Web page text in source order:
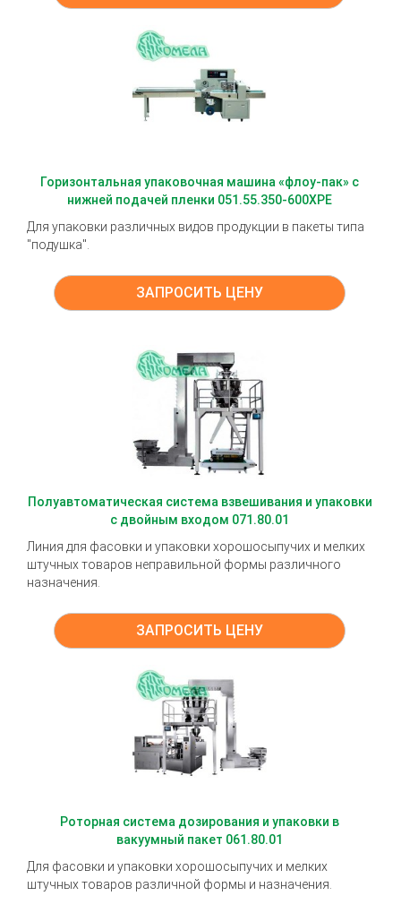
Горизонтальная упаковочная машина «флоу-пак» с
нижней подачей пленки 051.55.350-600XPE
Для упаковки различных видов продукции в пакеты типа
"подушка".
ЗАПРОСИТЬ ЦЕНУ
Полуавтоматическая система взвешивания и упаковки
с двойным входом 071.80.01
Линия для фасовки и упаковки хорошосыпучих и мелких
штучных товаров неправильной формы различного
назначения.
ЗАПРОСИТЬ ЦЕНУ
Роторная система дозирования и упаковки в
вакуумный пакет 061.80.01
Для фасовки и упаковки хорошосыпучих и мелких
штучных товаров различной формы и назначения.